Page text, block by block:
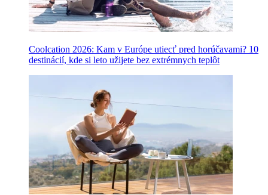
Coolcation 2026: Kam v Európe utiecť pred horúčavami? 10
destinácií, kde si leto užijete bez extrémnych teplôt